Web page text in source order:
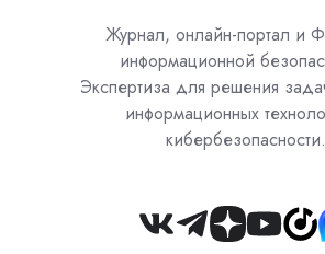
Журнал, онлайн-портал и
информационной
Экспертиза для решения
информационных
кибербезопасности.
Join